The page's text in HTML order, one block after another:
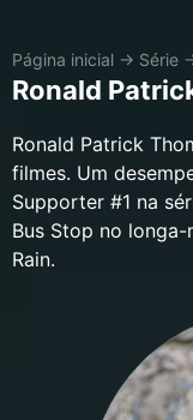
Página inicial → Série
Ronald
Ronald Patrick
filmes. Um
Supporter #1 na
Bus Stop no
Rain.